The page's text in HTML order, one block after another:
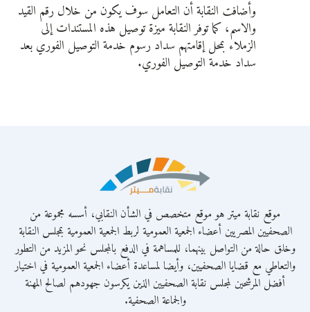
وأضافت النقابة أن التعامل سوف يكون من خلال رقم القيد
والاسم، كما توفر النقابة ميزة توصيل هذه المستندات إلى
الزملاء بمحل إقامتهم سداد رسوم خدمة التوصيل الفوري بعد
سداد خدمة التوصيل الفوري.
موقع نقابة ميتر هو موقع متخصص في الشأن النقابي، أسسه مجموعة من
الصحفيين المصريين أعضاء الجمعية العمومية لربط الجمعية العمومية بمجلس النقابة
وخلق حالة من التواصل بينهما، للمساهمة في الدفع بالمجلس نحو المزيد من التطور
والتعاطي مع قضايا الصحفيين، وأيضا لمساعدة أعضاء الجمعية العمومية في اختيار
أفضل المرشحين لمجلس نقابة الصحفيين الذين يكرسون جهودهم لصالح المهنة
والجماعة الصحفية.